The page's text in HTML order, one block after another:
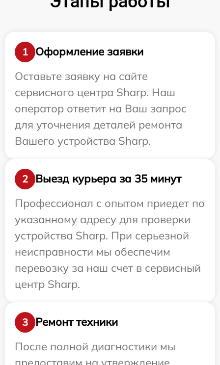
1
Оформление заявки
Оставьте заявку на сайте
сервисного центра Sharp. Наш
оператор ответит на Ваш запрос
для уточнения деталей ремонта
Вашего устройства Sharp.
2
Выезд курьера за 35 минут
Профессионал с опытом приедет по
указанному адресу для проверки
устройства Sharp. При серьезной
неисправности мы обеспечим
перевозку за наш счет в сервисный
центр Sharp.
3
Ремонт техники
После полной диагностики мы